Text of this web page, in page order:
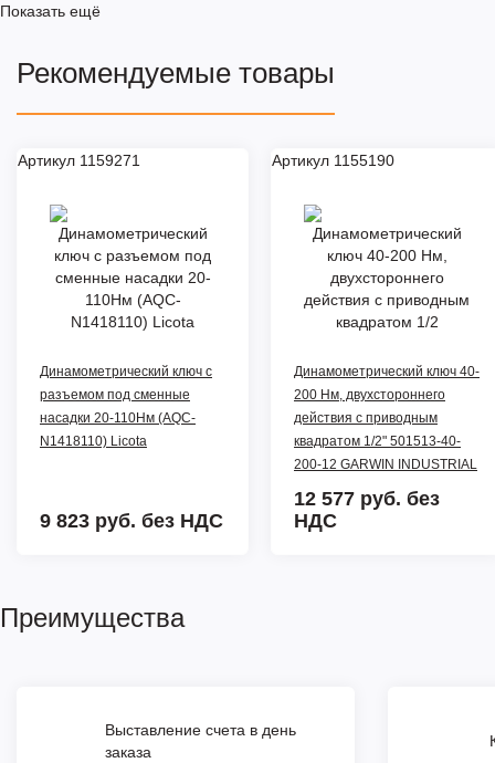
Показать ещё
Рекомендуемые товары
Артикул 1159271
Динамометрический ключ с
разъемом под сменные
насадки 20-110Нм (AQC-
N1418110) Licota
9 823 руб. без НДС
Артикул 1155190
Динамометрический ключ 40-
200 Нм, двухстороннего
действия с приводным
квадратом 1/2" 501513-40-
200-12 GARWIN INDUSTRIAL
12 577 руб. без
НДС
Преимущества
Выставление счета в день
заказа